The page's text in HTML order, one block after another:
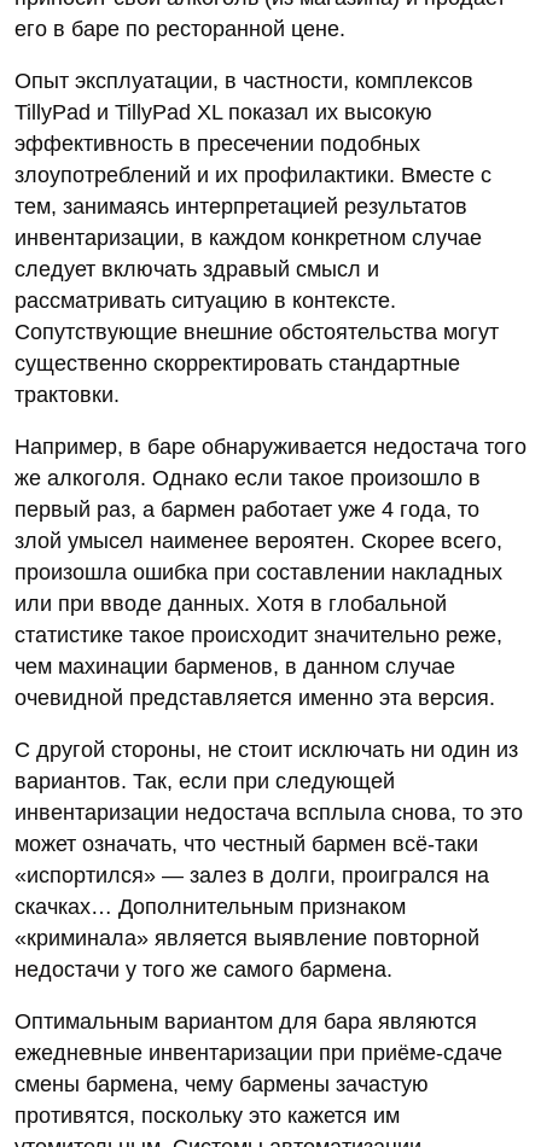
его в баре по ресторанной цене.
Опыт эксплуатации, в частности, комплексов
TillyPad и TillyPad XL показал их высокую
эффективность в пресечении подобных
злоупотреблений и их профилактики. Вместе с
тем, занимаясь интерпретацией результатов
инвентаризации, в каждом конкретном случае
следует включать здравый смысл и
рассматривать ситуацию в контексте.
Сопутствующие внешние обстоятельства могут
существенно скорректировать стандартные
трактовки.
Например, в баре обнаруживается недостача того
же алкоголя. Однако если такое произошло в
первый раз, а бармен работает уже 4 года, то
злой умысел наименее вероятен. Скорее всего,
произошла ошибка при составлении накладных
или при вводе данных. Хотя в глобальной
статистике такое происходит значительно реже,
чем махинации барменов, в данном случае
очевидной представляется именно эта версия.
С другой стороны, не стоит исключать ни один из
вариантов. Так, если при следующей
инвентаризации недостача всплыла снова, то это
может означать, что честный бармен всё-таки
«испортился» — залез в долги, проигрался на
скачках… Дополнительным признаком
«криминала» является выявление повторной
недостачи у того же самого бармена.
Оптимальным вариантом для бара являются
ежедневные инвентаризации при приёме-сдаче
смены бармена, чему бармены зачастую
противятся, поскольку это кажется им